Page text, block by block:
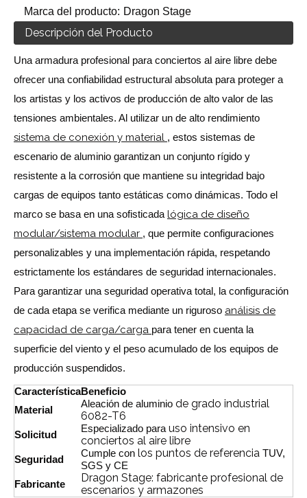
Marca del producto: Dragon Stage
Descripción del Producto
Una armadura profesional para conciertos al aire libre debe
ofrecer una confiabilidad estructural absoluta para proteger a
los artistas y los activos de producción de alto valor de las
tensiones ambientales. Al utilizar un de alto rendimiento
sistema de conexión y material , estos sistemas de
escenario de aluminio garantizan un conjunto rígido y
resistente a la corrosión que mantiene su integridad bajo
cargas de equipos tanto estáticas como dinámicas. Todo el
marco se basa en una sofisticada lógica de diseño
modular/sistema modular , que permite configuraciones
personalizables y una implementación rápida, respetando
estrictamente los estándares de seguridad internacionales.
Para garantizar una seguridad operativa total, la configuración
de cada etapa se verifica mediante un riguroso análisis de
capacidad de carga/carga para tener en cuenta la
superficie del viento y el peso acumulado de los equipos de
producción suspendidos.
CaracterísticaBeneficio
Material
Aleación de aluminio de grado industrial
6082-T6
Solicitud
Especializado para uso intensivo en
conciertos al aire libre
Seguridad
Cumple con los puntos de referencia TUV,
SGS y CE
Fabricante
Dragon Stage: fabricante profesional de
escenarios y armazones